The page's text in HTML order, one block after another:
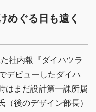
めぐる日も遠く
社内報『ダイハツラ
デビューしたダイハ
はまだ設計第一課所属
後のデザイン部長）